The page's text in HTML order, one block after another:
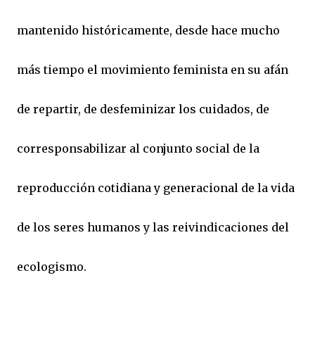
mantenido históricamente, desde hace mucho
más tiempo el movimiento feminista en su afán
de repartir, de desfeminizar los cuidados, de
corresponsabilizar al conjunto social de la
reproducción cotidiana y generacional de la vida
de los seres humanos y las reivindicaciones del
ecologismo.